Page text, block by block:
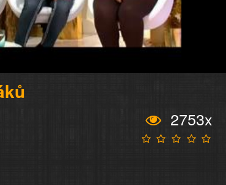
Video
2753x